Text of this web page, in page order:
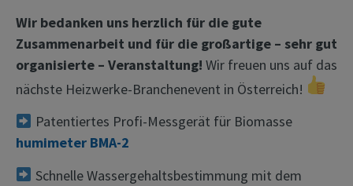
Wir bedanken uns herzlich für die gute
Zusammenarbeit und für die großartige – sehr gut
organisierte – Veranstaltung! Wir freuen uns auf das
nächste Heizwerke-Branchenevent in Österreich!
Patentiertes Profi-Messgerät für Biomasse
humimeter BMA-2
Schnelle Wassergehaltsbestimmung mit dem